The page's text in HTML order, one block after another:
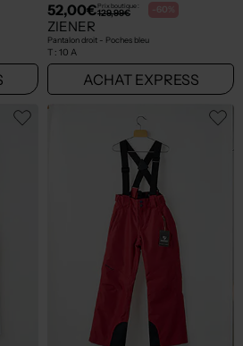
52,00€Prix boutique :
129,99€ -60%
ZIENER
Pantalon droit - Poches bleu
T : 10 A
ACHAT EXPRESS